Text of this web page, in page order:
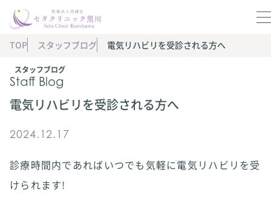
スタッフブログ
Staff Blog
TOP スタッフブログ 電気リハビリを受診される方へ
電気リハビリを受診される方へ
2024.12.17
診療時間内であればいつでも気軽に電気リハビリを受
けられます!